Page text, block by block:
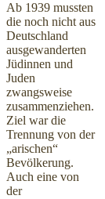
Ab 1939 mussten
die noch nicht aus
Deutschland
ausgewanderten
Jüdinnen und
Juden
zwangsweise
zusammenziehen.
Ziel war die
Trennung von der
„arischen“
Bevölkerung.
Auch eine von
der